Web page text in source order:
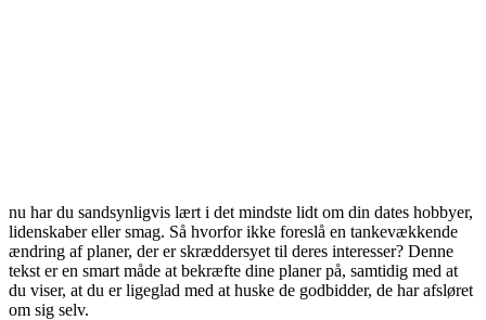
nu har du sandsynligvis lært i det mindste lidt om din dates hobbyer,
lidenskaber eller smag. Så hvorfor ikke foreslå en tankevækkende
ændring af planer, der er skræddersyet til deres interesser? Denne
tekst er en smart måde at bekræfte dine planer på, samtidig med at
du viser, at du er ligeglad med at huske de godbidder, de har afsløret
om sig selv.